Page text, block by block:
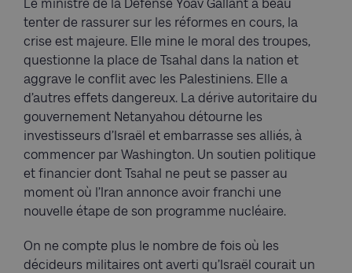
Le ministre de la Défense Yoav Gallant a beau
tenter de rassurer sur les réformes en cours, la
crise est majeure. Elle mine le moral des troupes,
questionne la place de Tsahal dans la nation et
aggrave le conflit avec les Palestiniens. Elle a
d’autres effets dangereux. La dérive autoritaire du
gouvernement Netanyahou détourne les
investisseurs d’Israël et embarrasse ses alliés, à
commencer par Washington. Un soutien politique
et financier dont Tsahal ne peut se passer au
moment où l’Iran annonce avoir franchi une
nouvelle étape de son programme nucléaire.
On ne compte plus le nombre de fois où les
décideurs militaires ont averti qu’Israël courait un